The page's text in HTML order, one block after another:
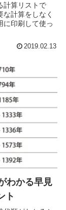
計算リストで
計算をしなく
に印刷して使っ
2019.02.13
わかる早見
ト